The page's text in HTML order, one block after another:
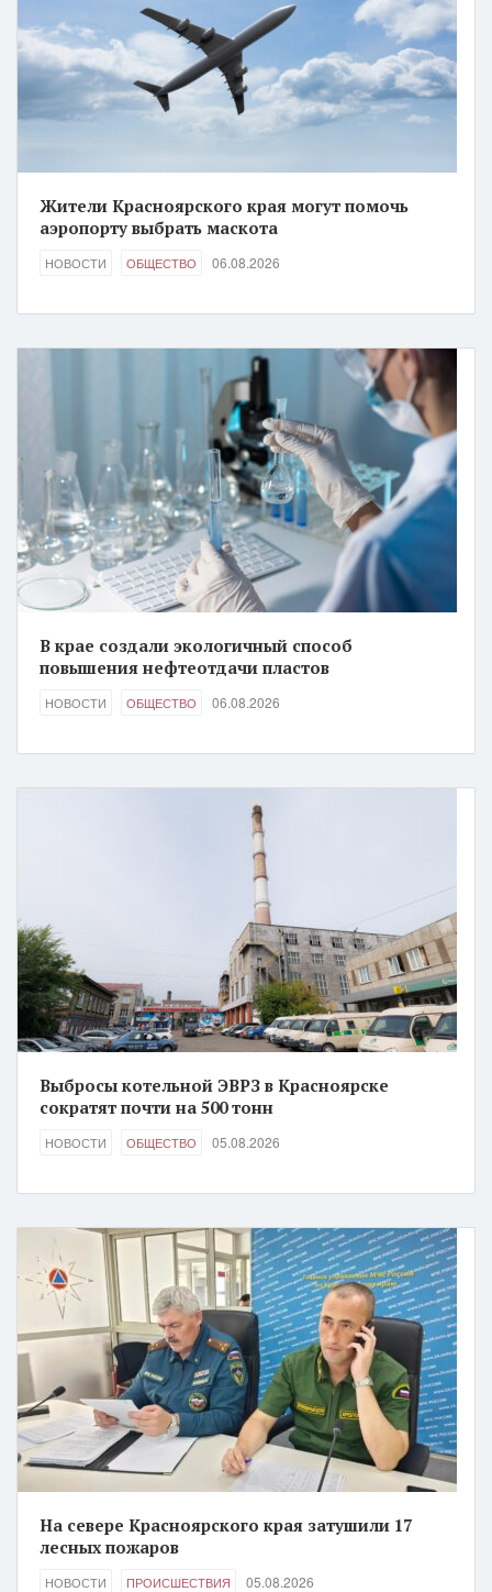
Жители Красноярского края могут помочь
аэропорту выбрать маскота
НОВОСТИ ОБЩЕСТВО 06.08.2026
В крае создали экологичный способ
повышения нефтеотдачи пластов
НОВОСТИ ОБЩЕСТВО 06.08.2026
Выбросы котельной ЭВРЗ в Красноярске
сократят почти на 500 тонн
НОВОСТИ ОБЩЕСТВО 05.08.2026
На севере Красноярского края затушили 17
лесных пожаров
НОВОСТИ ПРОИСШЕСТВИЯ 05.08.2026